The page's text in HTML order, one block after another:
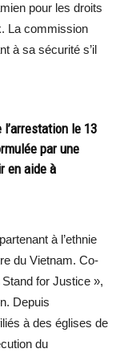
pour les droits
La commission
à sa sécurité s’il
le 13
par une
en aide à
à l’ethnie
du Vietnam. Co-
for Justice »,
Depuis
à des églises de
du